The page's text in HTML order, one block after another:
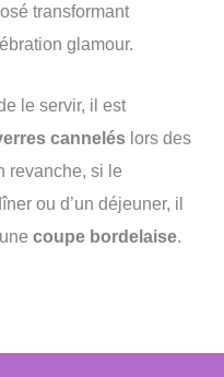
transformant
glamour.
le servir, il est
cannelés lors des
revanche, si le
ou d’un déjeuner, il
coupe bordelaise.